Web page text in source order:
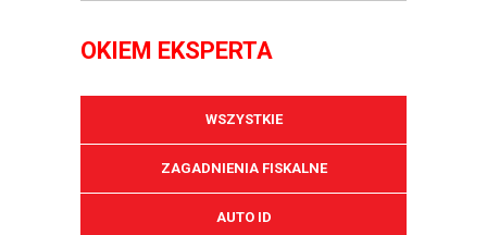
OKIEM EKSPERTA
WSZYSTKIE
ZAGADNIENIA FISKALNE
AUTO ID